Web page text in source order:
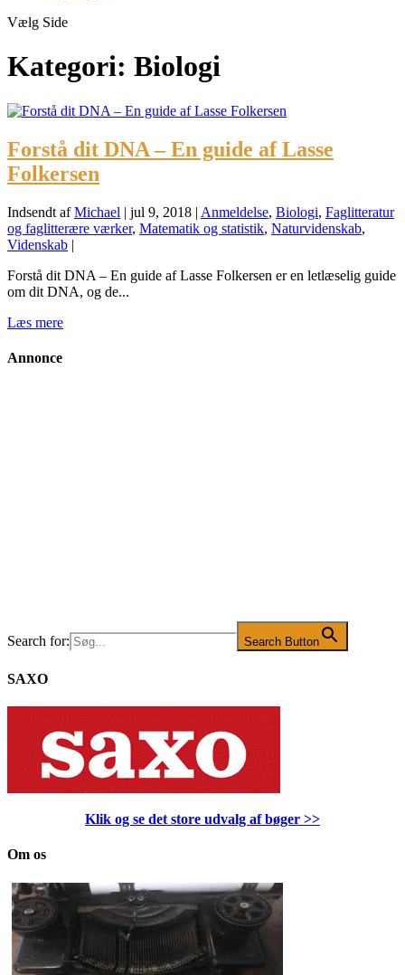
Vælg Side
Kategori: Biologi
Forstå dit DNA – En guide af Lasse
Folkersen
Indsendt afMichael | jul 9, 2018 | Anmeldelse, Biologi, Faglitteratur
og faglitterære værker, Matematik og statistik, Naturvidenskab,
Videnskab |
Forstå dit DNA – En guide af Lasse Folkersen er en letlæselig guide
om dit DNA, og de...
Læs mere
Annonce
Search for: Search Button
SAXO
Klik og se det store udvalg af bøger >>
Om os